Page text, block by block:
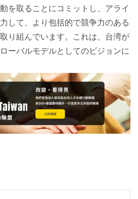
を取ることにコミットし、アライ
して、より包括的で競争力のある
り組んでいます。これは、台湾が
ーバルモデルとしてのビジョンに